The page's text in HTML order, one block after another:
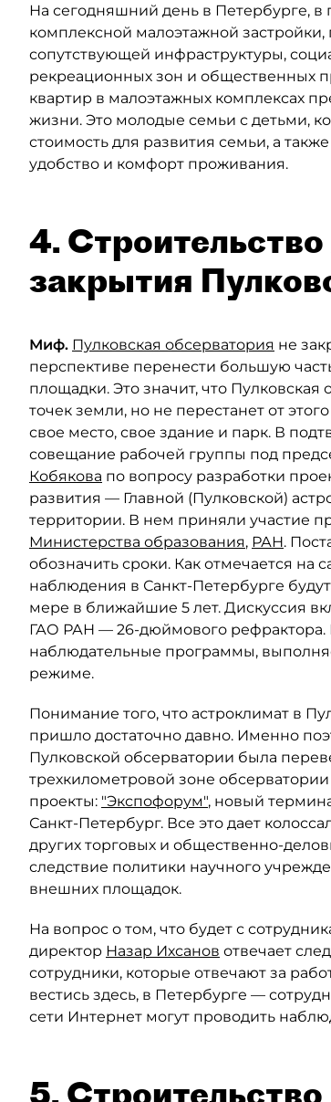
На сегодняшний день в Петербурге, в
комплексной малоэтажной
сопутствующей инфраструктуры,
рекреационных зон и общественных
квартир в малоэтажных комплексах
жизни. Это молодые семьи с детьми,
стоимость для развития семьи, а
удобство и комфорт проживания.
4.
закрытия
Миф. Пулковская обсерватория не
перспективе перенести большую
площадки. Это значит, что
точек земли, но не перестанет от
свое место, свое здание и парк. В
совещание рабочей группы под
Кобякова по вопросу разработки
развития — Главной (Пулковской)
территории. В нем приняли участие
Министерства образования, РАН.
обозначить сроки. Как отмечается на
наблюдения в Санкт-Петербурге
мере в ближайшие 5 лет. Дискуссия
ГАО РАН — 26-дюймового рефрактора.
наблюдательные программы,
режиме.
Понимание того, что астроклимат в
пришло достаточно давно. Именно
Пулковской обсерватории была
трехкилометровой зоне
проекты: "Экспофорум", новый
Санкт-Петербург. Все это дает
других торговых и общественно-
следствие политики научного
внешних площадок.
На вопрос о том, что будет с
директор Назар Ихсанов отвечает
сотрудники, которые отвечают за
вестись здесь, в Петербурге —
сети Интернет могут проводить
5.